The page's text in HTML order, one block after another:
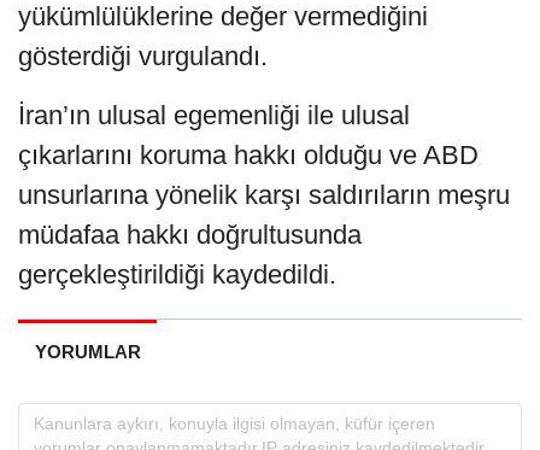
yükümlülüklerine değer vermediğini
gösterdiği vurgulandı.
İran’ın ulusal egemenliği ile ulusal
çıkarlarını koruma hakkı olduğu ve ABD
unsurlarına yönelik karşı saldırıların meşru
müdafaa hakkı doğrultusunda
gerçekleştirildiği kaydedildi.
YORUMLAR